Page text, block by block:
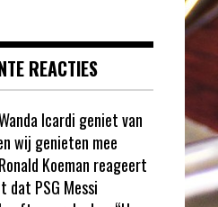
REACTIES
Icardi geniet van
wij genieten mee
Ronald Koeman reageert
dat PSG Messi